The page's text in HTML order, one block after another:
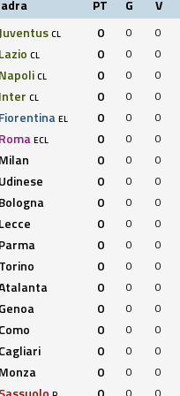
PT G V
Juventus CL 0 0 0
Lazio CL 0 0 0
Napoli CL 0 0 0
Inter CL 0 0 0
Fiorentina EL 0 0 0
Roma ECL 0 0 0
Milan 0 0 0
Udinese 0 0 0
Bologna 0 0 0
Lecce 0 0 0
Parma 0 0 0
Torino 0 0 0
0 0 0
Genoa 0 0 0
Como 0 0 0
Cagliari 0 0 0
Monza 0 0 0